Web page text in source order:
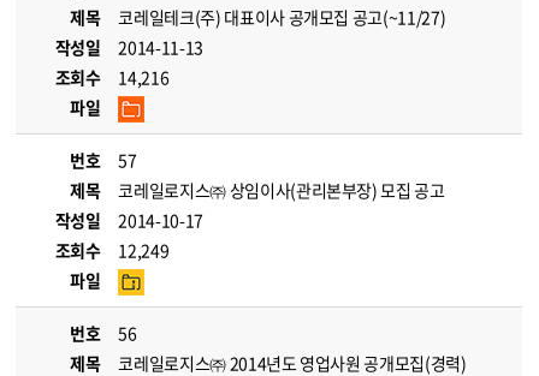
제목
코레일테크(주) 대표이사 공개모집 공고(~11/27)
작성일
2014-11-13
조회수
14,216
파일
번호
57
제목
코레일로지스㈜ 상임이사(관리본부장) 모집 공고
작성일
2014-10-17
조회수
12,249
파일
번호
56
제목
코레일로지스㈜ 2014년도 영업사원 공개모집(경력)